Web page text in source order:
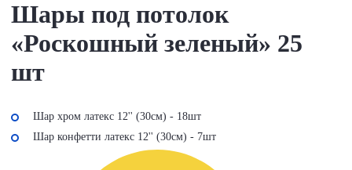
Шары под потолок
«Роскошный зеленый» 25
шт
Шар хром латекс 12'' (30см) - 18шт
Шар конфетти латекс 12'' (30см) - 7шт